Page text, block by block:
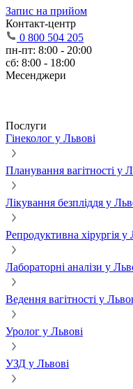
Запис на прийом
Контакт-центр
0 800 504 205
пн-пт: 8:00 - 20:00
сб: 8:00 - 18:00
Месенджери
Послуги
Гінеколог у Львові
Планування вагітності у
Лікування безпліддя у
Репродуктивна хірургія у
Лабораторні аналізи у
Ведення вагітності у
Уролог у Львові
УЗД у Львові